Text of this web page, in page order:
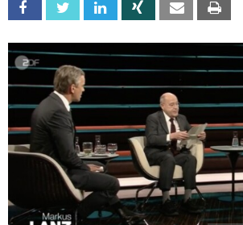
Facebook Twitter Linkedin Xing Email